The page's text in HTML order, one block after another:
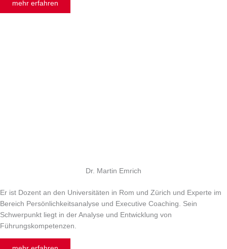
mehr erfahren
Dr. Martin Emrich
Er ist Dozent an den Universitäten in Rom und Zürich und Experte im
Bereich Persönlichkeitsanalyse und Executive Coaching. Sein
Schwerpunkt liegt in der Analyse und Entwicklung von
Führungskompetenzen.